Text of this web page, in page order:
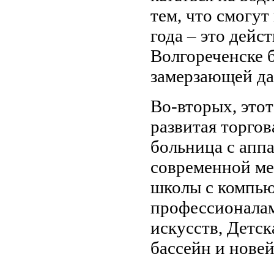
тем, что
года – это
Волгореченске
замерзающей
Во-вторых,
развитая
больница с
современной
школы с
искусств,
бассейн и